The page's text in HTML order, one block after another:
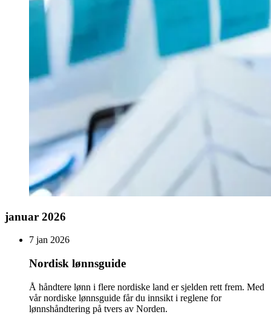
januar 2026
7 jan 2026
Nordisk lønnsguide
Å håndtere lønn i flere nordiske land er sjelden rett frem. Med
vår nordiske lønnsguide får du innsikt i reglene for
lønnshåndtering på tvers av Norden.